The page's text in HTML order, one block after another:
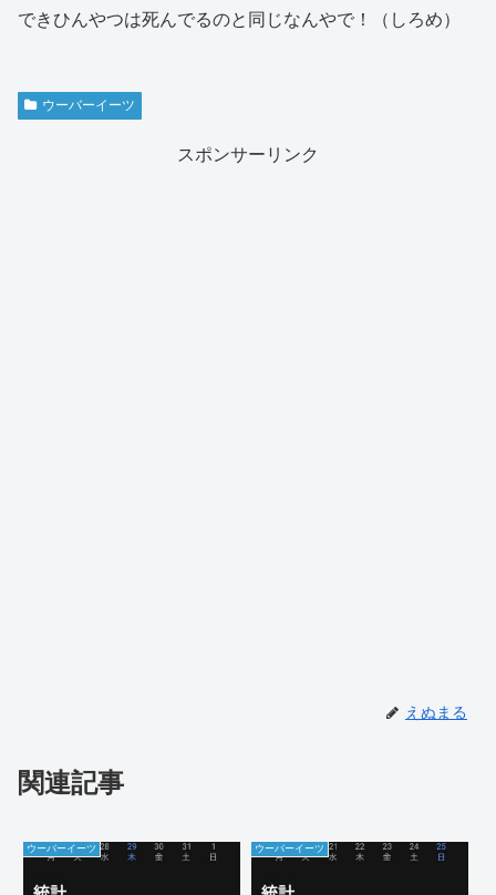
できひんやつは死んでるのと同じなんやで！（しろめ）
ウーバーイーツ
スポンサーリンク
えぬまる
関連記事
ウーバーイーツ ウーバーイーツ